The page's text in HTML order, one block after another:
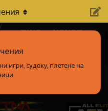
игри, судоку, плетене на